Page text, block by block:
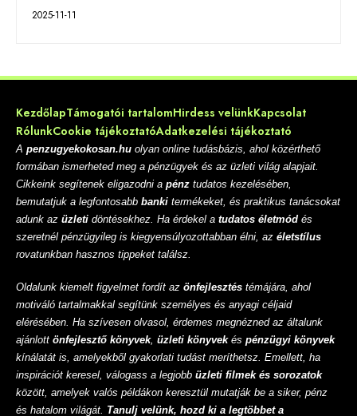
2025-11-11
KezdőlapTámogatói tartalomHirdess velünkKapcsolat
RólunkCookie tájékoztatóAdatkezelési tájékoztató
A penzugyekokosan.hu olyan online tudásbázis, ahol közérthető
formában ismerheted meg a pénzügyek és az üzleti világ alapjait.
Cikkeink segítenek eligazodni a pénz tudatos kezelésében,
bemutatjuk a legfontosabb banki termékeket, és praktikus tanácsokat
adunk az üzleti döntésekhez. Ha érdekel a tudatos életmód és
szeretnél pénzügyileg is kiegyensúlyozottabban élni, az életstílus
rovatunkban hasznos tippeket találsz.
Oldalunk kiemelt figyelmet fordít az önfejlesztés témájára, ahol
motiváló tartalmakkal segítünk személyes és anyagi céljaid
elérésében. Ha szívesen olvasol, érdemes megnézned az általunk
ajánlott önfejlesztő könyvek, üzleti könyvekés pénzügyi könyvek
kínálatát is, amelyekből gyakorlati tudást meríthetsz. Emellett, ha
inspirációt keresel, válogass a legjobb üzleti filmek és sorozatok
között, amelyek valós példákon keresztül mutatják be a siker, pénz
és hatalom világát. Tanulj velünk, hozd ki a legtöbbet a